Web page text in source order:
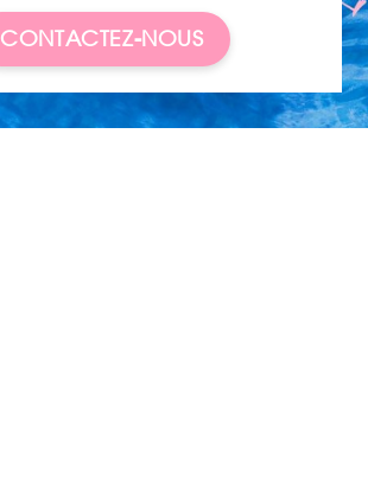
CONTACTEZ-NOUS